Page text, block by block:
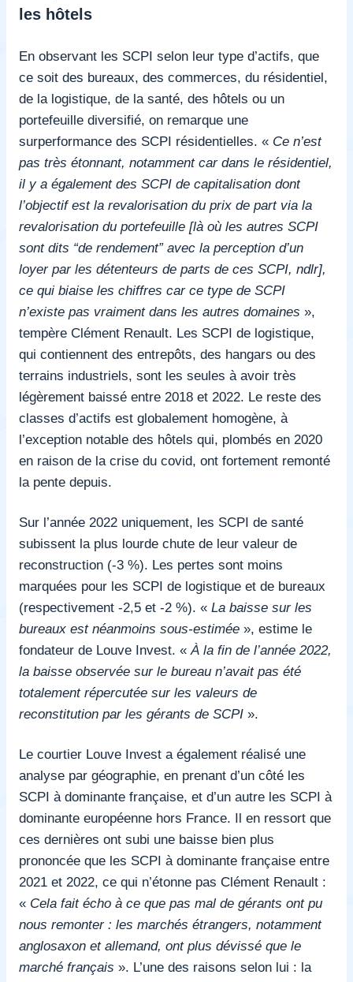
les hôtels
En observant les SCPI selon leur type d’actifs, que
ce soit des bureaux, des commerces, du résidentiel,
de la logistique, de la santé, des hôtels ou un
portefeuille diversifié, on remarque une
surperformance des SCPI résidentielles. « Ce n’est
pas très étonnant, notamment car dans le résidentiel,
il y a également des SCPI de capitalisation dont
l’objectif est la revalorisation du prix de part via la
revalorisation du portefeuille [là où les autres SCPI
sont dits “de rendement” avec la perception d’un
loyer par les détenteurs de parts de ces SCPI, ndlr],
ce qui biaise les chiffres car ce type de SCPI
n’existe pas vraiment dans les autres domaines »,
tempère Clément Renault. Les SCPI de logistique,
qui contiennent des entrepôts, des hangars ou des
terrains industriels, sont les seules à avoir très
légèrement baissé entre 2018 et 2022. Le reste des
classes d’actifs est globalement homogène, à
l’exception notable des hôtels qui, plombés en 2020
en raison de la crise du covid, ont fortement remonté
la pente depuis.
Sur l’année 2022 uniquement, les SCPI de santé
subissent la plus lourde chute de leur valeur de
reconstruction (-3 %). Les pertes sont moins
marquées pour les SCPI de logistique et de bureaux
(respectivement -2,5 et -2 %). « La baisse sur les
bureaux est néanmoins sous-estimée », estime le
fondateur de Louve Invest. « À la fin de l’année 2022,
la baisse observée sur le bureau n’avait pas été
totalement répercutée sur les valeurs de
reconstitution par les gérants de SCPI ».
Le courtier Louve Invest a également réalisé une
analyse par géographie, en prenant d’un côté les
SCPI à dominante française, et d’un autre les SCPI à
dominante européenne hors France. Il en ressort que
ces dernières ont subi une baisse bien plus
prononcée que les SCPI à dominante française entre
2021 et 2022, ce qui n’étonne pas Clément Renault :
« Cela fait écho à ce que pas mal de gérants ont pu
nous remonter : les marchés étrangers, notamment
anglosaxon et allemand, ont plus dévissé que le
marché français ». L’une des raisons selon lui : la